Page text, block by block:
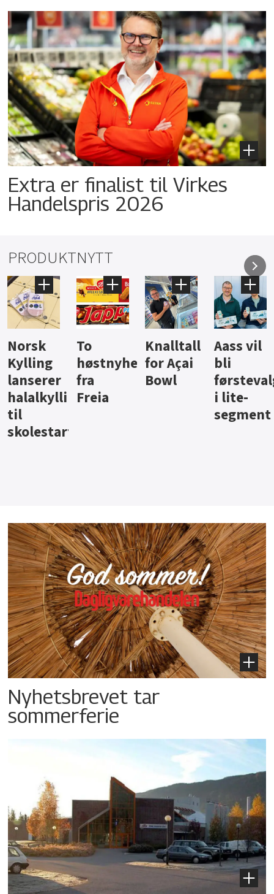
Extra er finalist til Virkes
Handelspris 2026
PRODUKTNYTT
Knalltall
for Açai
Bowl
Aass vil
bli
førstevalg
i lite-
Brus og
jus fra
Berentsen
Hard
iste fra
Hansa
Nyhetsbrevet tar
sommerferie